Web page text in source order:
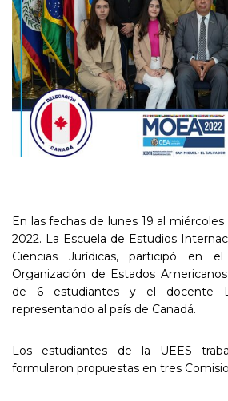
En las fechas de lunes 19 al
2022. La Escuela de Estudios
Ciencias Jurídicas, participó en
Organización de Estados
de 6 estudiantes y el docente
representando al país de Canadá.
Los estudiantes de la UEES
formularon propuestas en tres